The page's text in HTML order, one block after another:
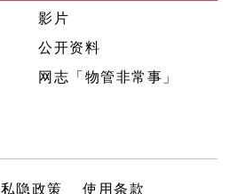
影片
公开资料
网志「物管非常事」
私隐政策 使用条款